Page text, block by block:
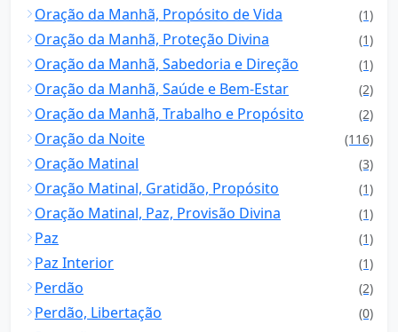
Oração da Manhã, Propósito de Vida (1)
Oração da Manhã, Proteção Divina (1)
Oração da Manhã, Sabedoria e Direção (1)
Oração da Manhã, Saúde e Bem-Estar (2)
Oração da Manhã, Trabalho e Propósito (2)
Oração da Noite (116)
Oração Matinal (3)
Oração Matinal, Gratidão, Propósito (1)
Oração Matinal, Paz, Provisão Divina (1)
Paz (1)
Paz Interior (1)
Perdão (2)
Perdão, Libertação (0)